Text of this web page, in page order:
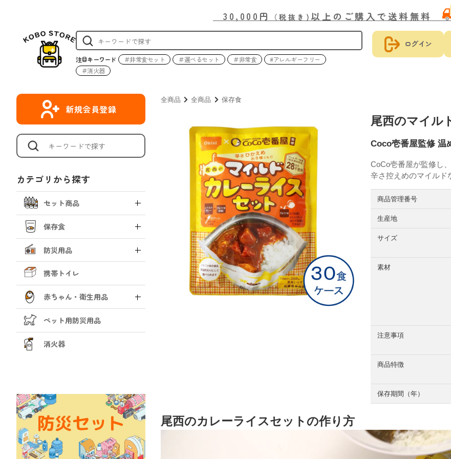
30,000円 （税抜き)以上のご購入で送料無料
注目キーワード ＃非常食セット ＃選べるセット ＃非常食
#アレルギーフリー
＃消火器
ログイン
全商品 全商品 保存食
尾西のマイル
Coco壱番屋監修 温
CoCo壱番屋が監修し
辛さ控えめのマイルド
商品管理番号
生産地
サイズ
素材
注意事項
商品特徴
保存期間（年）
尾西のカレーライスセットの作り方
新規会員登録
カテゴリから探す
セット商品
保存食
防災用品
携帯トイレ
赤ちゃん・衛生用品
ペット用防災用品
消火器